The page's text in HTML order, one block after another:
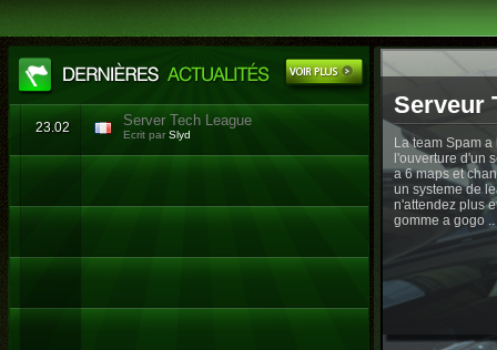
23.02 Server Tech League
Ecrit par Slyd
Serveur
La team Spam
l'ouverture d'un
a 6 maps et
un systeme de
n'attendez plus
gomme a gogo ..